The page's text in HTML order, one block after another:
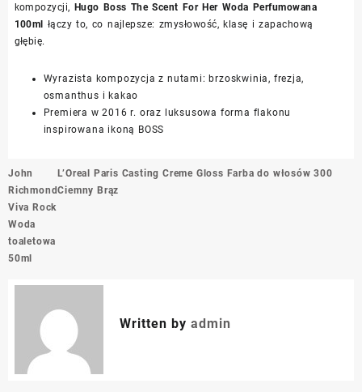
kompozycji, Hugo Boss The Scent For Her Woda Perfumowana
100ml łączy to, co najlepsze: zmysłowość, klasę i zapachową
głębię.
Wyrazista kompozycja z nutami: brzoskwinia, frezja,
osmanthus i kakao
Premiera w 2016 r. oraz luksusowa forma flakonu
inspirowana ikoną BOSS
Nawigacja
wpisu
John
Richmond
Viva Rock
Woda
toaletowa
50ml
L’Oreal Paris Casting Creme Gloss Farba do włosów 300
Ciemny Brąz
Written by admin